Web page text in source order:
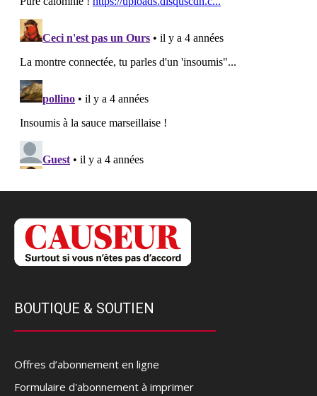
BOUTIQUE & SOUTIEN
Offres d’abonnement en ligne
Formulaire d'abonnement à imprimer